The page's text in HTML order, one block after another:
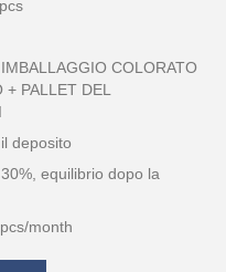
COLORATO
PALLET DEL
deposito
equilibrio dopo la
month